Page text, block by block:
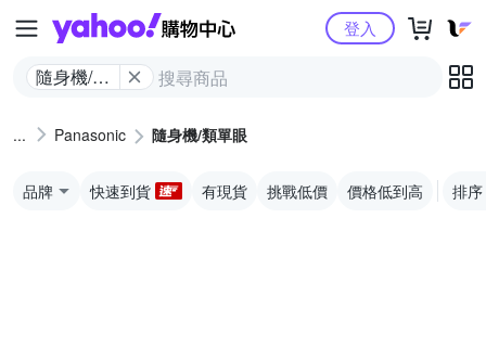
Yahoo購物中心
隨身機/類
登入
Panasonic 隨身機/類單眼
品牌 快速到貨 有現貨 挑戰低價 價格低到高 排序